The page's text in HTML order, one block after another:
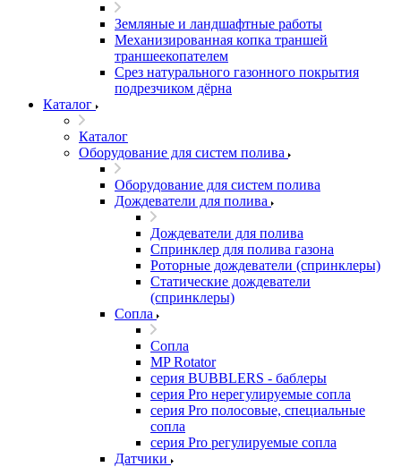
Земляные и ландшафтные работы
Механизированная копка траншей
траншеекопателем
Срез натурального газонного покрытия
подрезчиком дёрна
Каталог
Каталог
Оборудование для систем полива
Оборудование для систем полива
Дождеватели для полива
Дождеватели для полива
Cпринклер для полива газона
Роторные дождеватели (спринклеры)
Статические дождеватели
(спринклеры)
Сопла
Сопла
MP Rotator
серия BUBBLERS - баблеры
серия Pro нерегулируемые сопла
серия Pro полосовые, специальные
сопла
серия Pro регулируемые сопла
Датчики